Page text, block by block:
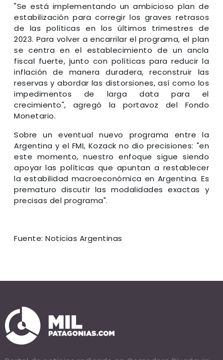
"Se está implementando un ambicioso plan de
estabilización para corregir los graves retrasos
de las políticas en los últimos trimestres de
2023. Para volver a encarrilar el programa, el plan
se centra en el establecimiento de un ancla
fiscal fuerte, junto con políticas para reducir la
inflación de manera duradera, reconstruir las
reservas y abordar las distorsiones, así como los
impedimentos de larga data para el
crecimiento", agregó la portavoz del Fondo
Monetario.
Sobre un eventual nuevo programa entre la
Argentina y el FMI, Kozack no dio precisiones: "en
este momento, nuestro enfoque sigue siendo
apoyar las políticas que apuntan a restablecer
la estabilidad macroeconómica en Argentina. Es
prematuro discutir las modalidades exactas y
precisas del programa".
Fuente: Noticias Argentinas